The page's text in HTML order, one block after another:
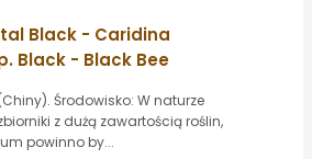
Black - Caridina
Black - Black Bee
Środowisko: W naturze
z dużą zawartością roślin,
powinno by...